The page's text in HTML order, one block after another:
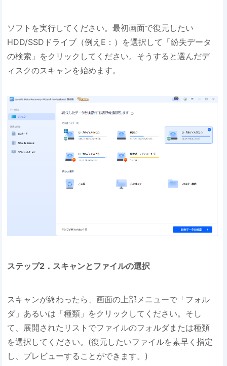
ソフトを実行してください。最初画面で復元したい
HDD/SSDドライブ（例えE：）を選択して「紛失データ
の検索」をクリックしてください。そうすると選んだデ
ィスクのスキャンを始めます。
ステップ2．スキャンとファイルの選択
スキャンが終わったら、画面の上部メニューで「フォル
ダ」あるいは「種類」をクリックしてください。そし
て、展開されたリストでファイルのフォルダまたは種類
を選択してください。(復元したいファイルを素早く指定
し、プレビューすることができます。)